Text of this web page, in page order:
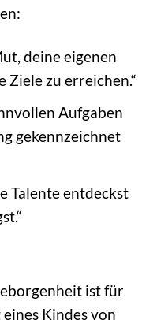
deine eigenen
Ziele zu erreichen.“
Aufgaben
gekennzeichnet
Talente entdeckst
ist für
Kindes von